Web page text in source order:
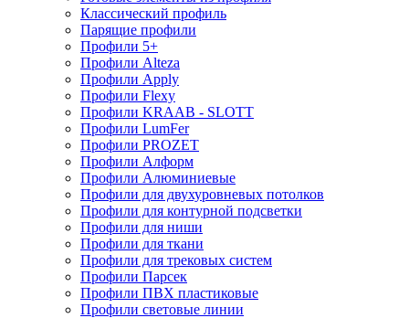
Классический профиль
Парящие профили
Профили 5+
Профили Alteza
Профили Apply
Профили Flexy
Профили KRAAB - SLOTT
Профили LumFer
Профили PROZET
Профили Алформ
Профили Алюминиевые
Профили для двухуровневых потолков
Профили для контурной подсветки
Профили для ниши
Профили для ткани
Профили для трековых систем
Профили Парсек
Профили ПВХ пластиковые
Профили световые линии